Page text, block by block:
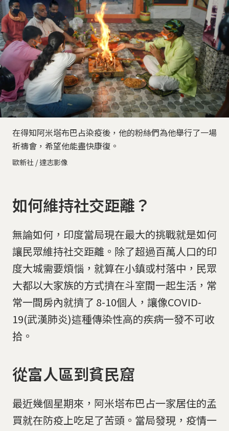
在得知阿米塔布巴占染疫後，他的粉絲們為他舉行了一場
祈禱會，希望他能盡快康復。
歐新社 / 達志影像
如何維持社交距離？
無論如何，印度當局現在最大的挑戰就是如何
讓民眾維持社交距離。除了超過百萬人口的印
度大城需要煩惱，就算在小鎮或村落中，民眾
大都以大家族的方式擠在斗室間一起生活，常
常一間房內就擠了 8-10個人，讓像COVID-
19(武漢肺炎)這種傳染性高的疾病一發不可收
拾。
從富人區到貧民窟
最近幾個星期來，阿米塔布巴占一家居住的孟
買就在防疫上吃足了苦頭。當局發現，疫情一